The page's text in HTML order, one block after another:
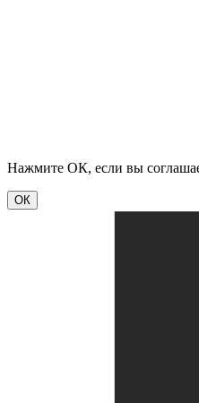
Нажмите ОК, если вы
ОК